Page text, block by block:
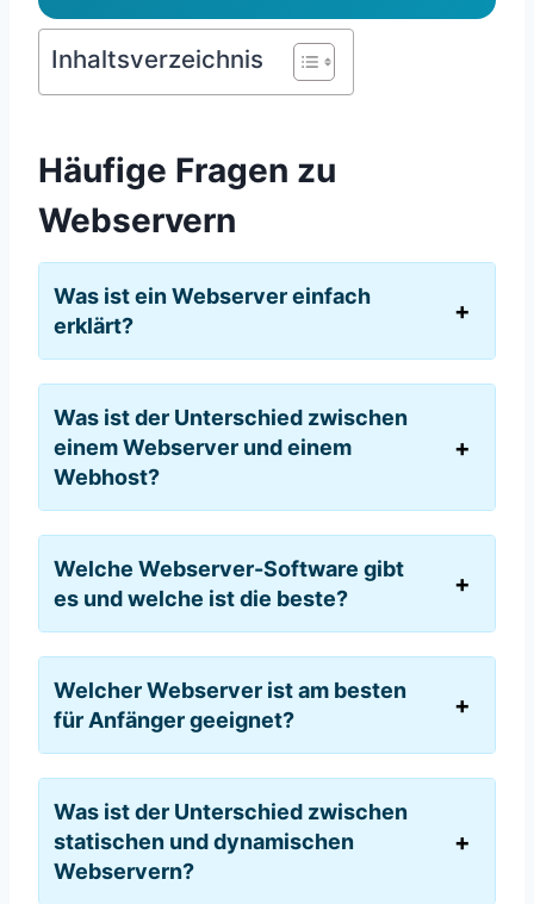
Inhaltsverzeichnis
Häufige Fragen zu
Webservern
Was ist ein Webserver einfach
erklärt?
Was ist der Unterschied zwischen
einem Webserver und einem
Webhost?
Welche Webserver-Software gibt
es und welche ist die beste?
Welcher Webserver ist am besten
für Anfänger geeignet?
Was ist der Unterschied zwischen
statischen und dynamischen
Webservern?